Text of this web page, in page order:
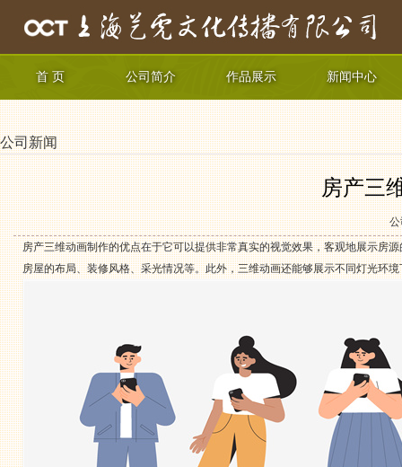
首 页 公司简介 作品展示 新闻中心
公司新闻
房产三
公
房产三维动画制作的优点在于它可以提供非常真实的视觉效果，客观地展示房
房屋的布局、装修风格、采光情况等。此外，三维动画还能够展示不同灯光环